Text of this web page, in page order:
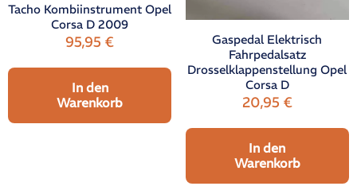
Tacho Kombiinstrument Opel
Corsa D 2009
95,95€
In den
Warenkorb
Gaspedal Elektrisch
Fahrpedalsatz
Drosselklappenstellung Opel
Corsa D
20,95 €
In den
Warenkorb